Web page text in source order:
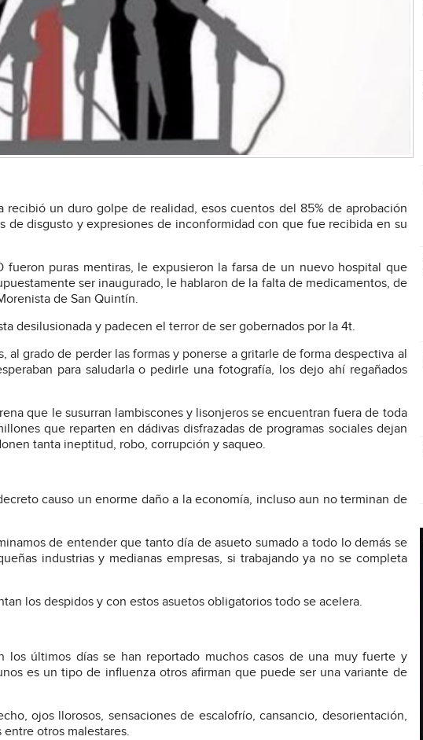
recibió un duro golpe de realidad, esos cuentos del 85% de aprobación
de disgusto y expresiones de inconformidad con que fue recibida en su
puras mentiras, le expusieron la farsa de un nuevo hospital que
ser inaugurado, le hablaron de la falta de medicamentos, de
de San Quintín.
desilusionada y padecen el terror de ser gobernados por la 4t.
grado de perder las formas y ponerse a gritarle de forma despectiva al
para saludarla o pedirle una fotografía, los dejo ahí regañados
que le susurran lambiscones y lisonjeros se encuentran fuera de toda
que reparten en dádivas disfrazadas de programas sociales dejan
tanta ineptitud, robo, corrupción y saqueo.
causo un enorme daño a la economía, incluso aun no terminan de
de entender que tanto día de asueto sumado a todo lo demás se
industrias y medianas empresas, si trabajando ya no se completa
los despidos y con estos asuetos obligatorios todo se acelera.
los últimos días se han reportado muchos casos de una muy fuerte y
es un tipo de influenza otros afirman que puede ser una variante de
ojos llorosos, sensaciones de escalofrío, cansancio, desorientación,
otros malestares.